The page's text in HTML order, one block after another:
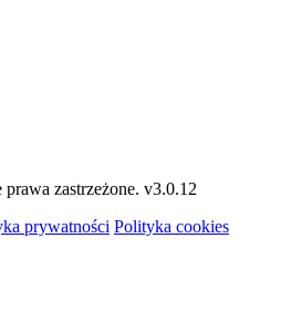
zastrzeżone. v3.0.12
prywatności Polityka cookies